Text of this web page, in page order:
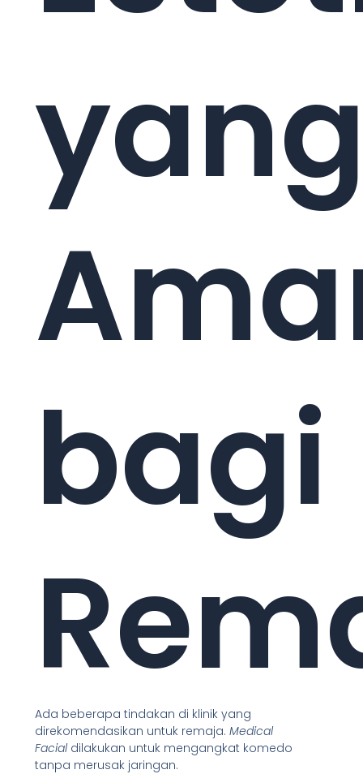
bagi
Ada beberapa tindakan di klinik yang
direkomendasikan untuk remaja. Medical
Facialdilakukan untuk mengangkat komedo
tanpa merusak jaringan.